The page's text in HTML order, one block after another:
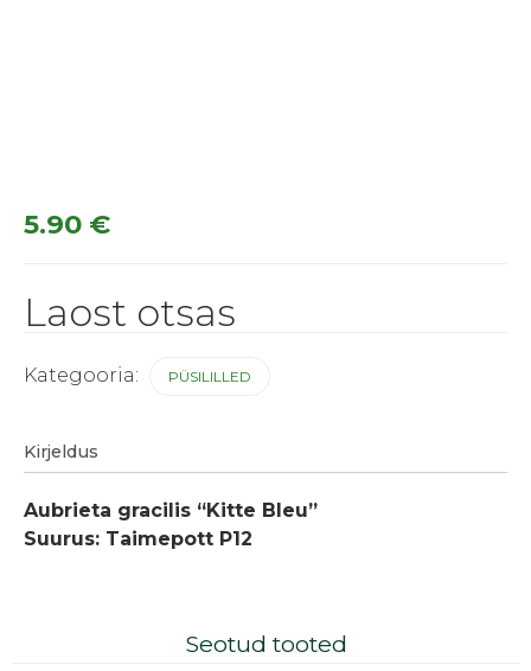
5.90 €
Laost otsas
Kategooria: PÜSILILLED
Kirjeldus
Aubrieta gracilis “Kitte Bleu”
Suurus: Taimepott P12
Seotud tooted